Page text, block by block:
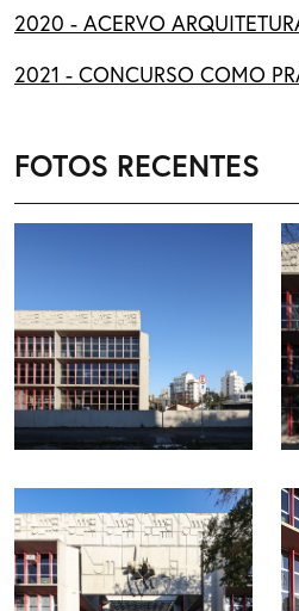
2020 - ACERVO
2021 - CONCURSO COMO
FOTOS RECENTES